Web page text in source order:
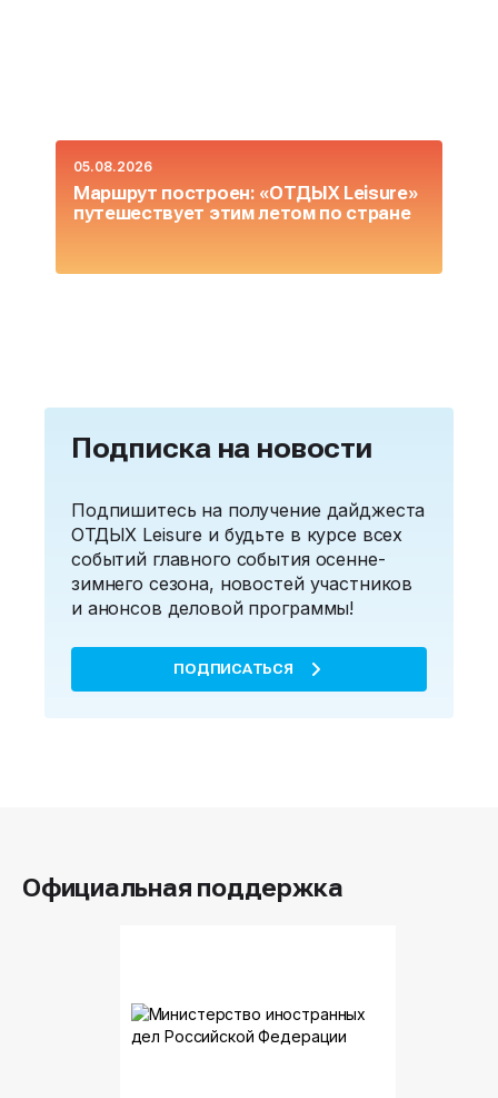
05.08.2026
Маршрут построен: «ОТДЫХ Leisure»
путешествует этим летом по стране
Подписка на новости
Подпишитесь на получение дайджеста
ОТДЫХ Leisure и будьте в курсе всех
событий главного события осенне-
зимнего сезона, новостей участников
и анонсов деловой программы!
ПОДПИСАТЬСЯ
Официальная поддержка